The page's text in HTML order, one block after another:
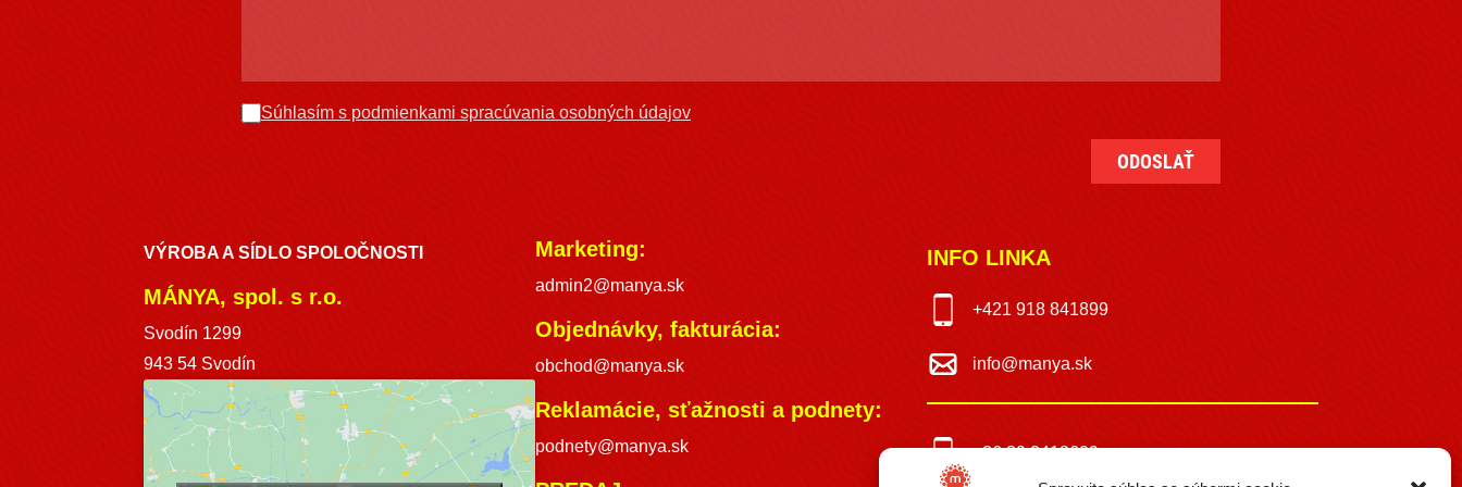
Súhlasím s podmienkami spracúvania osobných údajov
VÝROBA A SÍDLO SPOLOČNOSTI
MÁNYA, spol. s r.o.
Svodín 1299
943 54 Svodín
Marketing:
admin2@manya.sk
Objednávky, fakturácia:
obchod@manya.sk
Reklamácie, sťažnosti a podnety:
podnety@manya.sk
INFO LINKA
+421 918 841899
info@manya.sk
+36 30 3418609